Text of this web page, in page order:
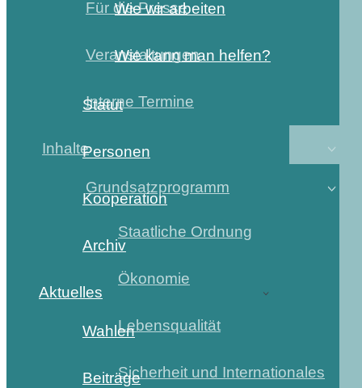
Für die Presse
Veranstaltungen
Interne Termine
Inhalte
Grundsatzprogramm
Staatliche Ordnung
Ökonomie
Lebensqualität
Sicherheit und Internationales
Wie wir arbeiten
Wie kann man helfen?
Statut
Personen
Kooperation
Archiv
Aktuelles
Wahlen
Beiträge